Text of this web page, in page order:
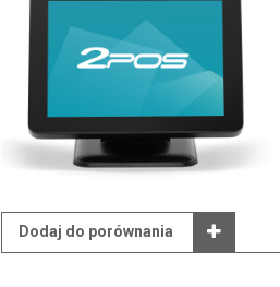
Dodaj do porównania